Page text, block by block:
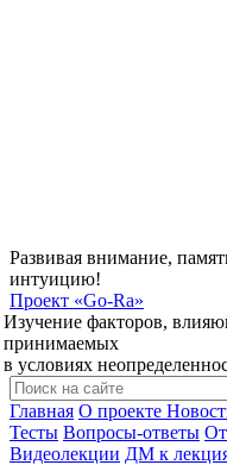
Развивая внимание,
интуицию!
Проект «Go-Ra»
Изучение факторов,
принимаемых
в условиях
Главная О проекте
Тесты Вопросы-ответы
Видеолекции ДМ к